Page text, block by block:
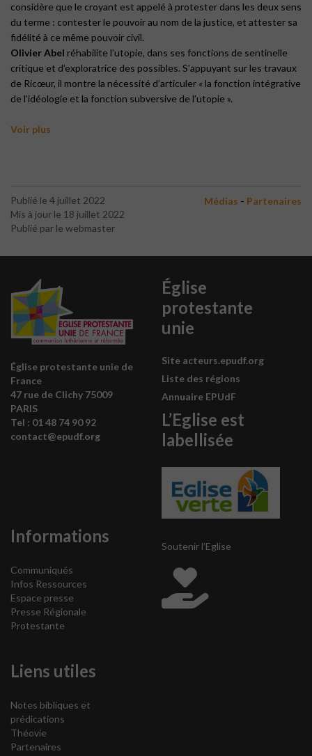
considère que le croyant est appelé à protester dans les deux sens
du terme : contester le pouvoir au nom de la justice, et attester sa
fidélité à ce même pouvoir civil.
Olivier Abel réhabilite l’utopie, dans ses fonctions de sentinelle
critique et d’exploratrice des possibles. S’appuyant sur les travaux
de Ricœur, il montre la nécessité d’articuler « la fonction intégrative
de l’idéologie et la fonction subversive de l’utopie ».
Voir plus
Publié le 4 juillet 2022
Mis à jour le 18 juillet 2022
Publié par le webmaster
Médias - Partenaires
Église protestante unie de
France
47 rue de Clichy 75009
PARIS
Tel : 01 48 74 90 92
contact@epudf.org
Église
protestante
unie
Site acteurs.epudf.org
Liste des régions
Annuaire EPUdF
L’Eglise est
labellisée
Informations
Communiqués
Infos Ressources
Espace presse
Presse Régionale
Protestante
Liens utiles
Notes bibliques et
prédications
Théovie
Partenaires
Soutenir l’Eglise